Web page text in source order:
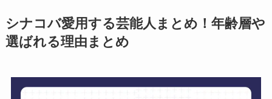
シナコバ愛用する芸能人まとめ！年齢層や
選ばれる理由まとめ